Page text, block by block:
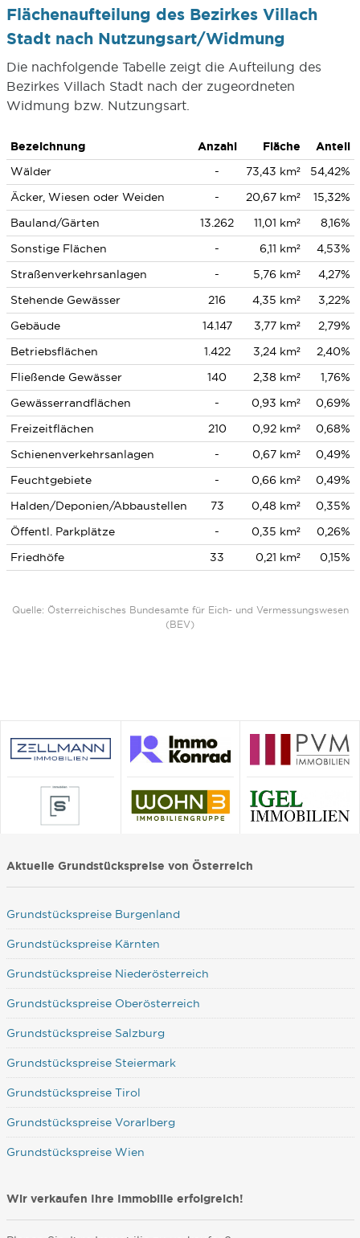
Flächenaufteilung des Bezirkes Villach
Stadt nach Nutzungsart/Widmung
Die nachfolgende Tabelle zeigt die Aufteilung des
Bezirkes Villach Stadt nach der zugeordneten
Widmung bzw. Nutzungsart.
Bezeichnung Anzahl Fläche
Anteil
Wälder
- 73,43 km²
54,42%
Äcker, Wiesen oder Weiden
- 20,67 km²
15,32%
Bauland/Gärten
13.262 11,01 km²
8,16%
Sonstige Flächen
- 6,11 km²
4,53%
Straßenverkehrsanlagen
- 5,76 km²
4,27%
Stehende Gewässer
216 4,35 km²
3,22%
Gebäude
14.147 3,77 km²
2,79%
Betriebsflächen
1.422 3,24 km²
2,40%
Fließende Gewässer
140 2,38 km²
1,76%
Gewässerrandflächen
- 0,93 km²
0,69%
Freizeitflächen
210 0,92 km²
0,68%
Schienenverkehrsanlagen
- 0,67 km²
0,49%
Feuchtgebiete
- 0,66 km²
0,49%
Halden/Deponien/Abbaustellen
73 0,48 km²
0,35%
Öffentl. Parkplätze
- 0,35 km²
0,26%
Friedhöfe
33 0,21 km² 0,15%
Quelle: Österreichisches Bundesamte für Eich- und Vermessungswesen
(BEV)
Aktuelle Grundstückspreise von Österreich
Grundstückspreise Burgenland
Grundstückspreise Kärnten
Grundstückspreise Niederösterreich
Grundstückspreise Oberösterreich
Grundstückspreise Salzburg
Grundstückspreise Steiermark
Grundstückspreise Tirol
Grundstückspreise Vorarlberg
Grundstückspreise Wien
Wir verkaufen Ihre Immobilie erfolgreich!